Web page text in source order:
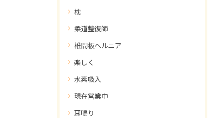
枕
柔道整復師
椎間板ヘルニア
楽しく
水素吸入
現在営業中
耳鳴り